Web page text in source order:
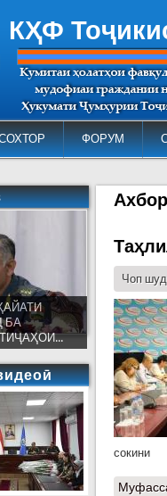
КҲФ
ФОРУМ
Чоп
сокини
БА